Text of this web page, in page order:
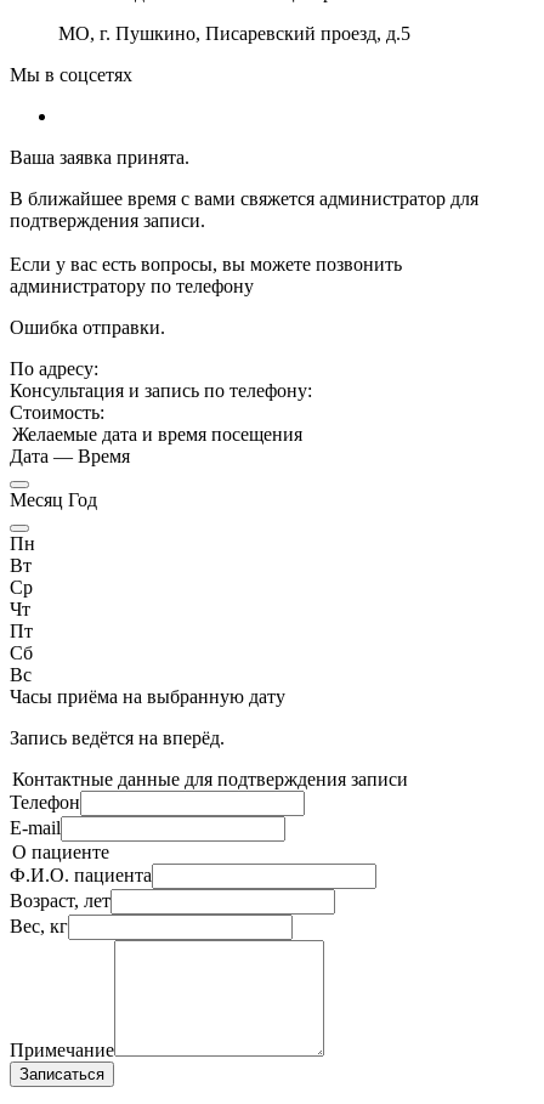
МО, г. Пушкино, Писаревский проезд, д.5
Мы в соцсетях
Ваша заявка принята.
В ближайшее время с вами свяжется администратор для
подтверждения записи.
Если у вас есть вопросы, вы можете позвонить
администратору по телефону
Ошибка отправки.
По адресу:
Консультация и запись по телефону:
Стоимость:
Желаемые дата и время посещения
Дата — Время
Месяц Год
Пн
Вт
Ср
Чт
Пт
Сб
Вс
Часы приёма на выбранную дату
Запись ведётся на вперёд.
Контактные данные для подтверждения записи
Телефон
E-mail
О пациенте
Ф.И.О. пациента
Возраст, лет
Вес, кг
Примечание
Записаться